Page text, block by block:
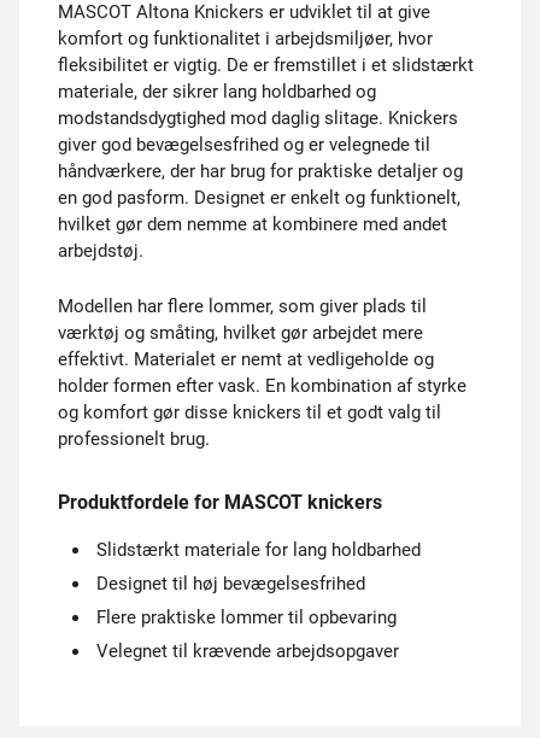
MASCOT Altona Knickers er udviklet til at give
komfort og funktionalitet i arbejdsmiljøer, hvor
fleksibilitet er vigtig. De er fremstillet i et slidstærkt
materiale, der sikrer lang holdbarhed og
modstandsdygtighed mod daglig slitage. Knickers
giver god bevægelsesfrihed og er velegnede til
håndværkere, der har brug for praktiske detaljer og
en god pasform. Designet er enkelt og funktionelt,
hvilket gør dem nemme at kombinere med andet
arbejdstøj.
Modellen har flere lommer, som giver plads til
værktøj og småting, hvilket gør arbejdet mere
effektivt. Materialet er nemt at vedligeholde og
holder formen efter vask. En kombination af styrke
og komfort gør disse knickers til et godt valg til
professionelt brug.
Produktfordele for MASCOT knickers
Slidstærkt materiale for lang holdbarhed
Designet til høj bevægelsesfrihed
Flere praktiske lommer til opbevaring
Velegnet til krævende arbejdsopgaver